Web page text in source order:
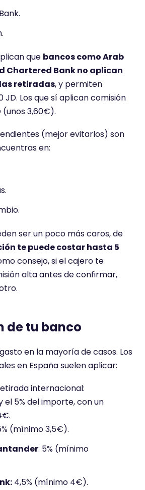
que bancos como Arab
Chartered Bank no aplican
retiradas, y permiten
Los que sí aplican comisión
(unos 3,60€).
(mejor evitarlos) son
en:
ser un poco más caros, de
te puede costar hasta 5
consejo, si el cajero te
alta antes de confirmar,
de tu banco
en la mayoría de casos. Los
en España suelen aplicar:
internacional:
el 5% del importe, con un
(mínimo 3,5€).
: 5% (mínimo
4,5% (mínimo 4€).